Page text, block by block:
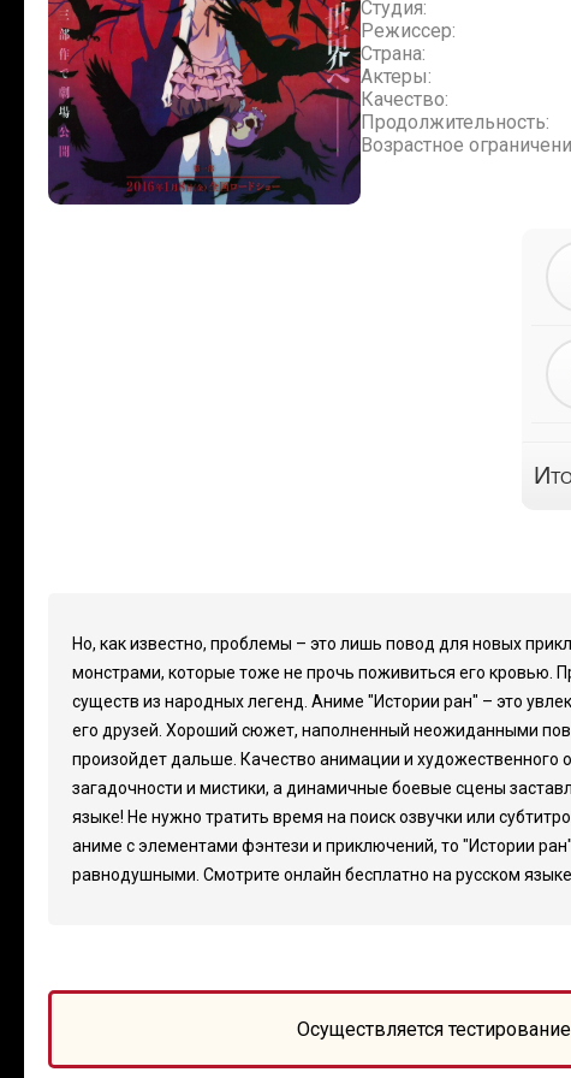
Студия:
Режиссер:
Страна:
Актеры:
Качество:
Продолжительность:
Возрастное
Но, как известно, проблемы – это лишь повод для новых
монстрами, которые тоже не прочь поживиться его кровью.
существ из народных легенд. Аниме "Истории ран" – это
его друзей. Хороший сюжет, наполненный неожиданными
произойдет дальше. Качество анимации и
загадочности и мистики, а динамичные боевые сцены
языке! Не нужно тратить время на поиск озвучки или
аниме с элементами фэнтези и приключений, то "Истории
равнодушными. Смотрите онлайн бесплатно на русском
Осуществляется